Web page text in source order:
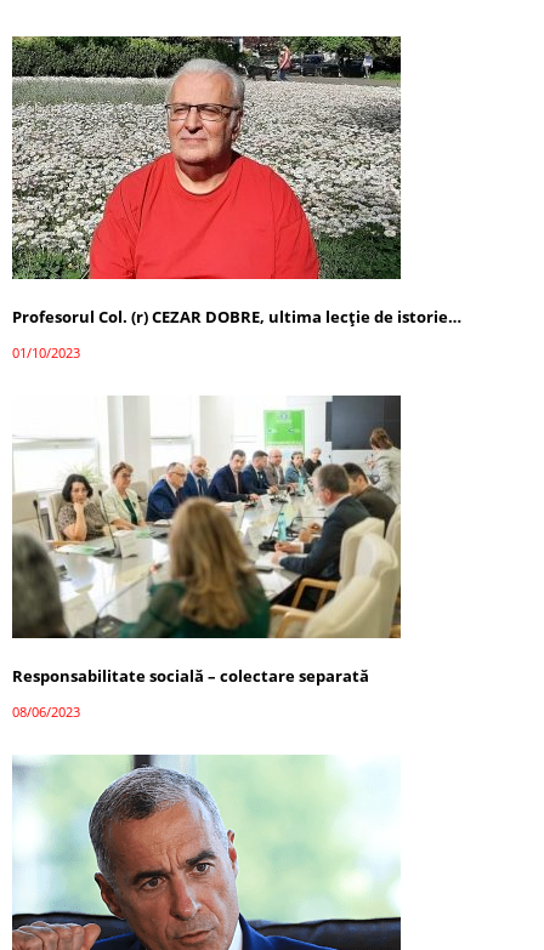
Profesorul Col. (r) CEZAR DOBRE, ultima lecţie de istorie…
01/10/2023
Responsabilitate socială – colectare separată
08/06/2023